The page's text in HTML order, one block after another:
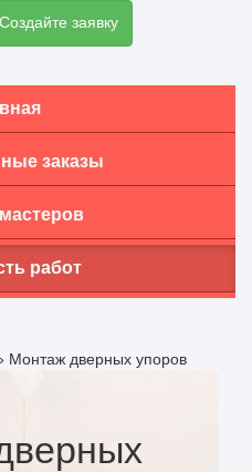
Создайте заявку
заказы
работ
Монтаж дверных упоров